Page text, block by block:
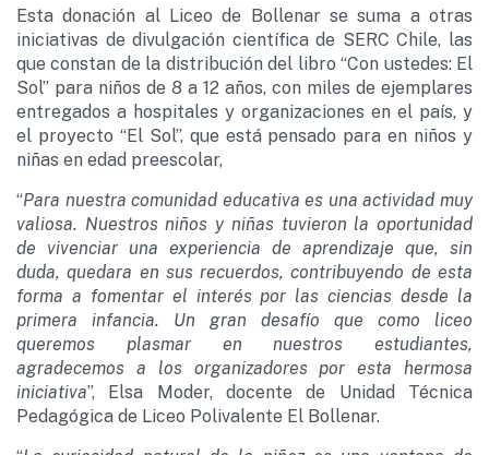
Esta donación al Liceo de Bollenar se suma a otras
iniciativas de divulgación científica de SERC Chile, las
que constan de la distribución del libro “Con ustedes: El
Sol” para niños de 8 a 12 años, con miles de ejemplares
entregados a hospitales y organizaciones en el país, y
el proyecto “El Sol”, que está pensado para en niños y
niñas en edad preescolar,
“Para nuestra comunidad educativa es una actividad muy
valiosa. Nuestros niños y niñas tuvieron la oportunidad
de vivenciar una experiencia de aprendizaje que, sin
duda, quedara en sus recuerdos, contribuyendo de esta
forma a fomentar el interés por las ciencias desde la
primera infancia. Un gran desafío que como liceo
queremos plasmar en nuestros estudiantes,
agradecemos a los organizadores por esta hermosa
iniciativa”, Elsa Moder, docente de Unidad Técnica
Pedagógica de Liceo Polivalente El Bollenar.